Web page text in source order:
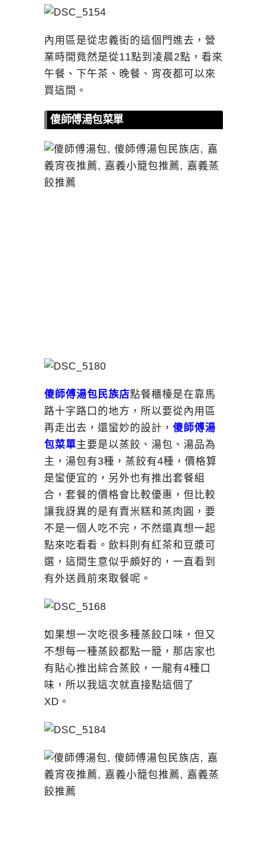
內用區是從忠義街的這個門進去，營
業時間竟然是從11點到凌晨2點，看來
午餐、下午茶、晚餐、宵夜都可以來
買這間。
傻師傅湯包菜單
傻師傅湯包民族店點餐櫃檯是在靠馬
路十字路口的地方，所以要從內用區
再走出去，還蠻妙的設計， 傻師傅湯
包菜單主要是以蒸餃、湯包、湯品為
主，湯包有3種，蒸餃有4種，價格算
是蠻便宜的，另外也有推出套餐組
合，套餐的價格會比較優惠，但比較
讓我訝異的是有賣米糕和蒸肉圓，要
不是一個人吃不完，不然還真想一起
點來吃看看。飲料則有紅茶和豆漿可
選，這間生意似乎頗好的，一直看到
有外送員前來取餐呢。
如果想一次吃很多種蒸餃口味，但又
不想每一種蒸餃都點一籠，那店家也
有貼心推出綜合蒸餃，一龍有4種口
味，所以我這次就直接點這個了
XD。